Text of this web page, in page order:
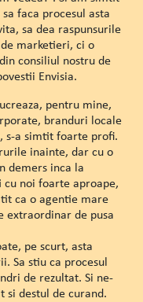
faca procesul asta
sa dea raspunsurile
marketieri, ci o
consiliul nostru de
Envisia.
pentru mine,
branduri locale
s-a simtit foarte profi.
inainte, dar cu o
demers inca la
noi foarte aproape,
ca o agentie mare
extraordinar de pusa
pe scurt, asta
Sa stiu ca procesul
de rezultat. Si ne-
si destul de curand.